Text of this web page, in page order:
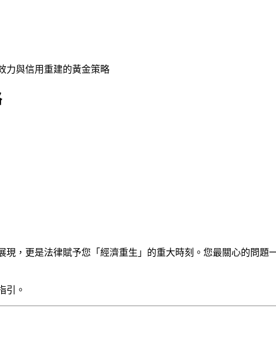
力與信用重建的黃金策略
，更是法律賦予您「經濟重生」的重大時刻。您最關心的問題
引。